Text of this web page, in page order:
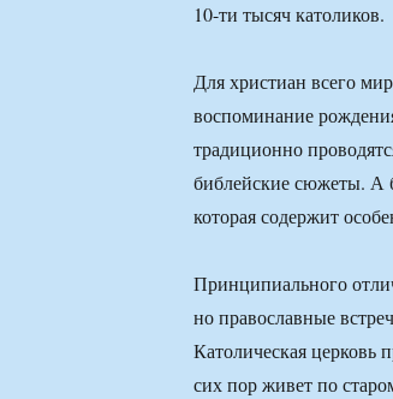
10-ти тысяч католиков.
Для христиан всего
воспоминание
традиционно
библейские сюжеты. А
которая содержит
Принципиального
но православные
Католическая церковь
сих пор живет по